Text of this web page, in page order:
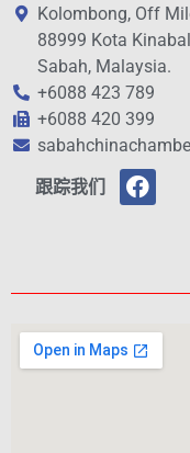
Kolombong, Off
88999 Kota
Sabah, Malaysia.
+6088 423 789
+6088 420 399
跟踪我们